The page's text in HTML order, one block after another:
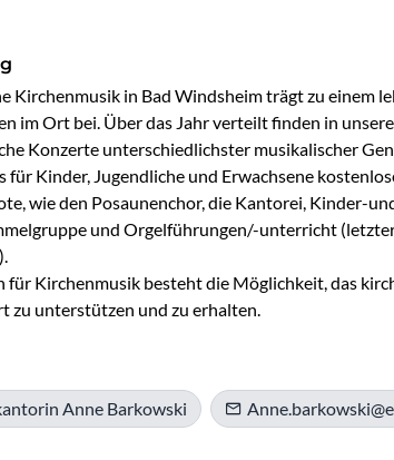
Kirchenmusik in Bad Windsheim trägt zu einem
im Ort bei. Über das Jahr verteilt finden in
Konzerte unterschiedlichster musikalischer
für Kinder, Jugendliche und Erwachsene
wie den Posaunenchor, die Kantorei, Kinder-
und Orgelführungen/-unterricht
für Kirchenmusik besteht die Möglichkeit, das
zu unterstützen und zu erhalten.
Anne Barkowski